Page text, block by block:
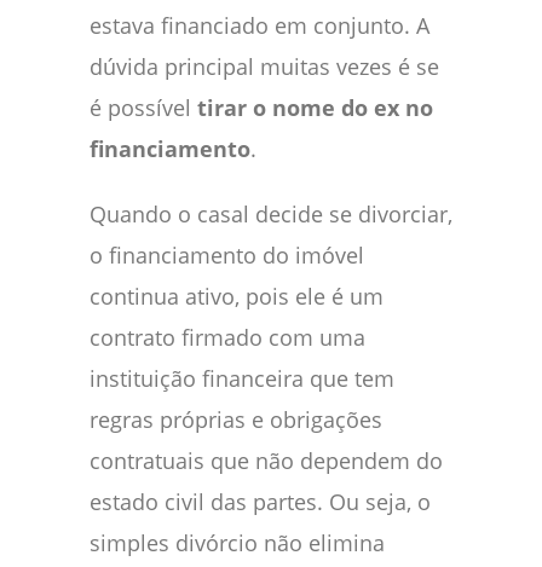
estava financiado em conjunto. A
dúvida principal muitas vezes é se
é possível tirar o nome do ex no
financiamento.
Quando o casal decide se divorciar,
o financiamento do imóvel
continua ativo, pois ele é um
contrato firmado com uma
instituição financeira que tem
regras próprias e obrigações
contratuais que não dependem do
estado civil das partes. Ou seja, o
simples divórcio não elimina